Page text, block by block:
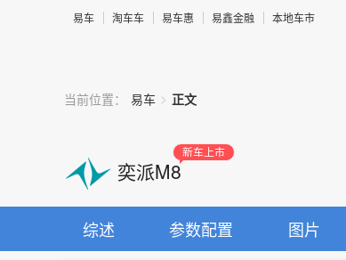
易车 淘车车 易车惠 易鑫金融 本地车市
当前位置： 易车 > 正文
奕派M8
新车上市
综述 参数配置 图片